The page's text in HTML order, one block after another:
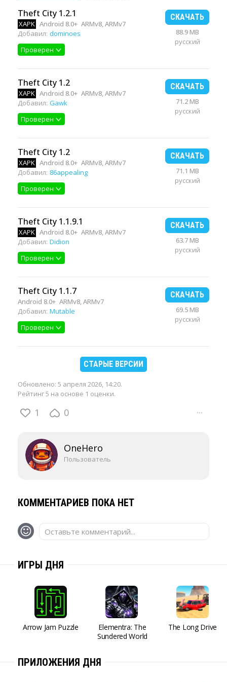
Theft City 1.2.1
XAPK Android 8.0+ ARMv8, ARMv7
Добавил: dominoes
Проверен
СКАЧАТЬ
88.9 MB
русский
Theft City 1.2
XAPK Android 8.0+ ARMv8, ARMv7
Добавил: Gawk
Проверен
СКАЧАТЬ
71.2 MB
русский
Theft City 1.2
XAPK Android 8.0+ ARMv8, ARMv7
Добавил: 86appealing
Проверен
СКАЧАТЬ
71.1 MB
русский
Theft City 1.1.9.1
XAPK Android 8.0+ ARMv8, ARMv7
Добавил: Didion
Проверен
СКАЧАТЬ
63.7 MB
русский
Theft City 1.1.7
Android 8.0+ ARMv8, ARMv7
Добавил: Mutable
Проверен
СКАЧАТЬ
69.5 MB
русский
СТАРЫЕ ВЕРСИИ
Обновлено: 5 апреля 2026, 14:20.
Рейтинг 5 на основе 1 оценки.
1 0 ···
OneHero
Пользователь
КОММЕНТАРИЕВ ПОКА НЕТ
Оставьте комментарий...
ИГРЫ ДНЯ
Arrow Jam Puzzle
Elementra: The
Sundered World
The Long Drive
ПРИЛОЖЕНИЯ ДНЯ